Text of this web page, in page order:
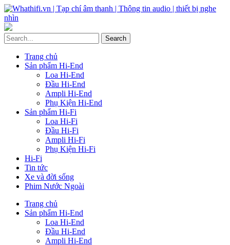
Trang chủ
Sản phẩm Hi-End
Loa Hi-End
Đầu Hi-End
Ampli Hi-End
Phụ Kiện Hi-End
Sản phẩm Hi-Fi
Loa Hi-Fi
Đầu Hi-Fi
Ampli Hi-Fi
Phụ Kiện Hi-Fi
Hi-Fi
Tin tức
Xe và đời sống
Phim Nước Ngoài
Trang chủ
Sản phẩm Hi-End
Loa Hi-End
Đầu Hi-End
Ampli Hi-End